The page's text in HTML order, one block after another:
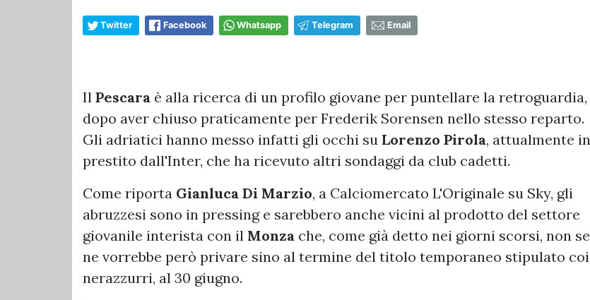
Twitter Facebook Whatsapp Telegram Email
Il Pescara è alla ricerca di un profilo giovane per puntellare la retroguardia,
dopo aver chiuso praticamente per Frederik Sorensen nello stesso reparto.
Gli adriatici hanno messo infatti gli occhi su Lorenzo Pirola, attualmente in
prestito dall'Inter, che ha ricevuto altri sondaggi da club cadetti.
Come riporta Gianluca Di Marzio, a Calciomercato L'Originale su Sky, gli
abruzzesi sono in pressing e sarebbero anche vicini al prodotto del settore
giovanile interista con il Monza che, come già detto nei giorni scorsi, non se
ne vorrebbe però privare sino al termine del titolo temporaneo stipulato coi
nerazzurri, al 30 giugno.